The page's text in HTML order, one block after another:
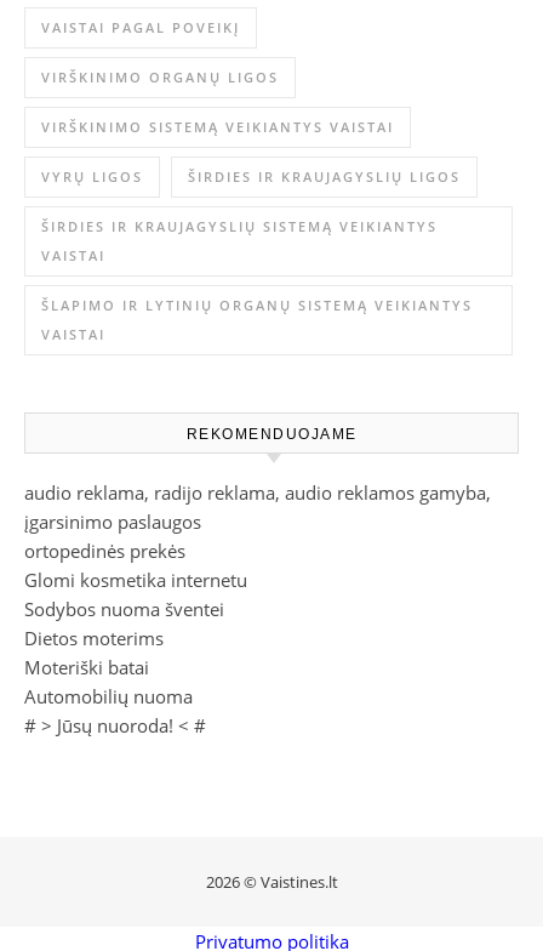
VAISTAI PAGAL POVEIKĮ
VIRŠKINIMO ORGANŲ LIGOS
VIRŠKINIMO SISTEMĄ VEIKIANTYS VAISTAI
VYRŲ LIGOS ŠIRDIES IR KRAUJAGYSLIŲ LIGOS
ŠIRDIES IR KRAUJAGYSLIŲ SISTEMĄ VEIKIANTYS
VAISTAI
ŠLAPIMO IR LYTINIŲ ORGANŲ SISTEMĄ VEIKIANTYS
VAISTAI
REKOMENDUOJAME
audio reklama, radijo reklama, audio reklamos gamyba,
įgarsinimo paslaugos
ortopedinės prekės
Glomi kosmetika internetu
Sodybos nuoma šventei
Dietos moterims
Moteriški batai
Automobilių nuoma
# > Jūsų nuoroda! < #
2026 © Vaistines.lt
Privatumo politika